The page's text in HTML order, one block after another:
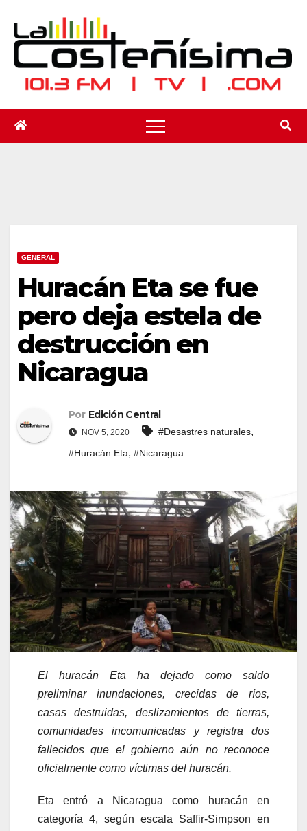
contenido
GENERAL
Huracán Eta se fue
pero deja estela de
destrucción en
Nicaragua
Por Edición Central
NOV 5, 2020 #Desastres naturales,
#Huracán Eta, #Nicaragua
El huracán Eta ha dejado como saldo
preliminar inundaciones, crecidas de ríos,
casas destruidas, deslizamientos de tierras,
comunidades incomunicadas y registra dos
fallecidos que el gobierno aún no reconoce
oficialmente como víctimas del huracán.
Eta entró a Nicaragua como huracán en
categoría 4, según escala Saffir-Simpson en